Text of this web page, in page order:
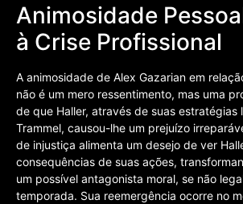
Animosidade
à Crise Profissional
A animosidade de Alex Gazarian em
não é um mero ressentimento, mas uma
de que Haller, através de suas estratégias
Trammel, causou-lhe um prejuízo
de injustiça alimenta um desejo de ver
consequências de suas ações,
um possível antagonista moral, se não
temporada. Sua reemergência ocorre no